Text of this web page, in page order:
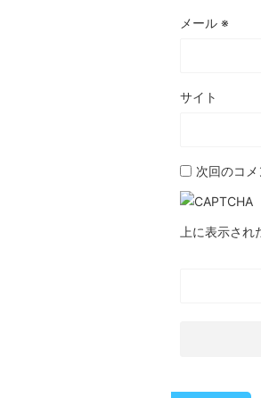
メール ※
サイト
次回のコ
上に表示され